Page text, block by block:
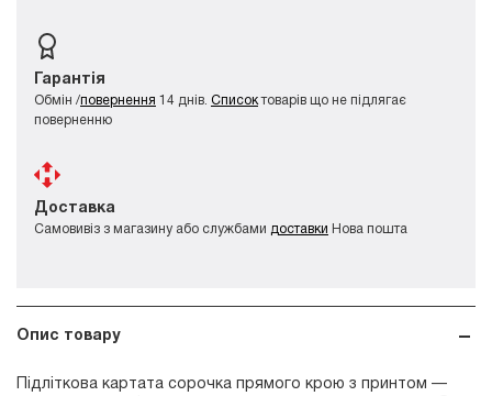
Гарантія
Обмін /повернення 14 днів. Списоктоварів що не підлягає
поверненню
Доставка
Самовивіз з магазину або службами доставки Нова пошта
Опис товару
Підліткова картата сорочка прямого крою з принтом —